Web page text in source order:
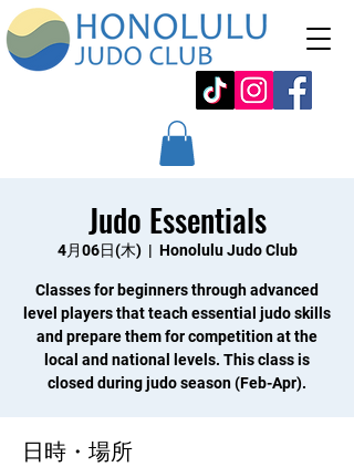
Judo Essentials
4月06日(木)
  |
Honolulu Judo Club
Classes for beginners through advanced
level players that teach essential judo skills
and prepare them for competition at the
local and national levels. This class is
closed during judo season (Feb-Apr).
日時・場所